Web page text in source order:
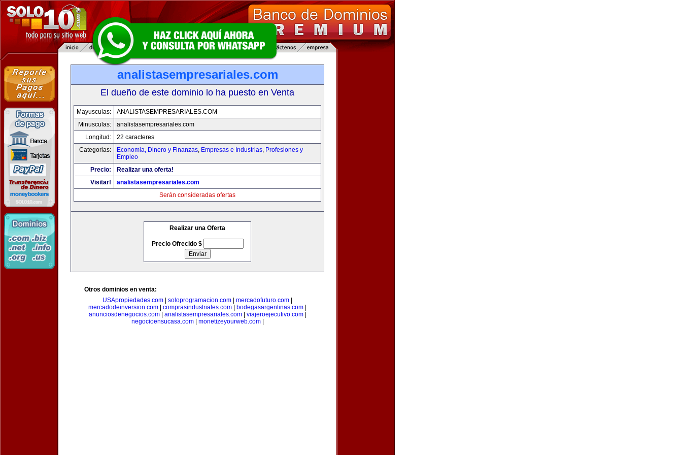
analistasempresariales.com
El dueño de este dominio lo ha puesto en Venta
Mayusculas:
ANALISTASEMPRESARIALES.COM
Minusculas:
analistasempresariales.com
Longitud:
22 caracteres
Categorias:
Economia, Dinero y Finanzas, Empresas e Industrias, Profesiones y
Empleo
Precio:
Realizar una oferta!
Visitar!
analistasempresariales.com
Serán consideradas ofertas
Realizar una Oferta
Precio Ofrecido $
Otros dominios en venta:
USApropiedades.com
soloprogramacion.com mercadofuturo.com
mercadodeinversion.com
comprasindustriales.com bodegasargentinas.com
anunciosdenegocios.com| analistasempresariales.com| viajeroejecutivo.com|
negocioensucasa.com| monetizeyourweb.com|